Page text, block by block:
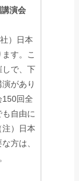
演会
）日本
す。こ
しで、下
があり
150回全
自由に
）日本
方は、